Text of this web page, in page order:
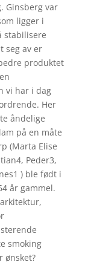
Ginsberg var
ligger i
stabilisere
seg av er
produktet
vi har i dag
Her
åndelige
på en måte
(Marta Elise
Peder3,
) ble født i
år gammel.
smoking
ønsket?